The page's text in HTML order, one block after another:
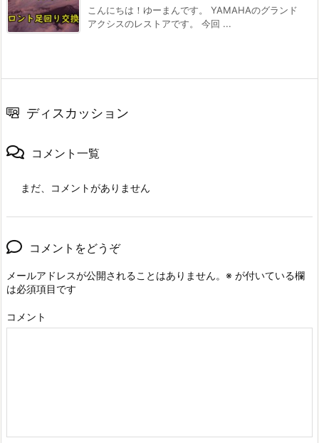
こんにちは！ゆーまんです。 YAMAHAのグランド
アクシスのレストアです。 今回 ...
ディスカッション
コメント一覧
まだ、コメントがありません
コメントをどうぞ
メールアドレスが公開されることはありません。 ※ が付いている欄
は必須項目です
コメント